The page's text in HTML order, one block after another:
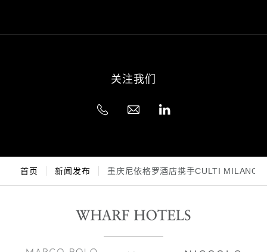
关注我们
首页 新闻发布 重庆尼依格罗酒店携手CULTI MILANO